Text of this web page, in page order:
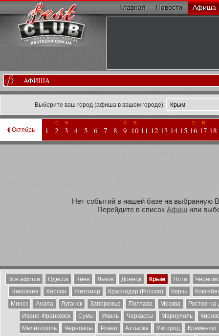
Главная Новости Афиша
АФИША
Выберите ваш город (афиша в вашем городе):
Октябрь 1
С
2
В
3 4 5 6 7 8
С
9
В
10 11 12 13 14 15
С
16
В
17 18
Нет событий в нашей базе на выбранную
Перейдите в список Афиш или
Все афиши Одесса Киев Львов Донецк Крым Ялта
Николаев
Херсон Житомир Краснодар (Россия) Керчь
Минск
Анапа Луганск Запорожье Полтава Москва
Ростов-
Ивано-Франковск
Сумы Умань Черкассы Мариуполь
Мелитополь
Черновцы Ровно Ахтырка Ужгород
Кременчуг